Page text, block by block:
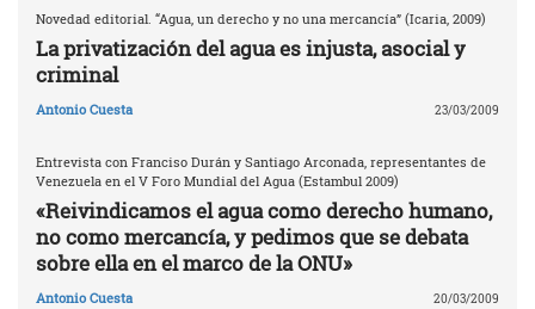
Novedad editorial. “Agua, un derecho y no una mercancía” (Icaria, 2009)
La privatización del agua es injusta, asocial y
criminal
Antonio Cuesta 23/03/2009
Entrevista con Franciso Durán y Santiago Arconada, representantes de
Venezuela en el V Foro Mundial del Agua (Estambul 2009)
«Reivindicamos el agua como derecho humano,
no como mercancía, y pedimos que se debata
sobre ella en el marco de la ONU»
Antonio Cuesta 20/03/2009